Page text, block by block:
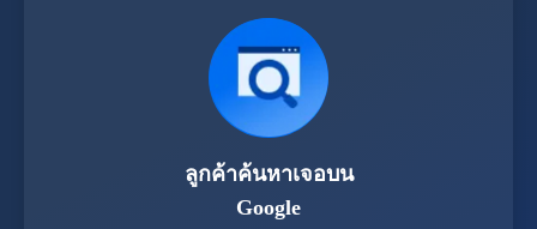
ลูกค้าค้นหาเจอบน
Google